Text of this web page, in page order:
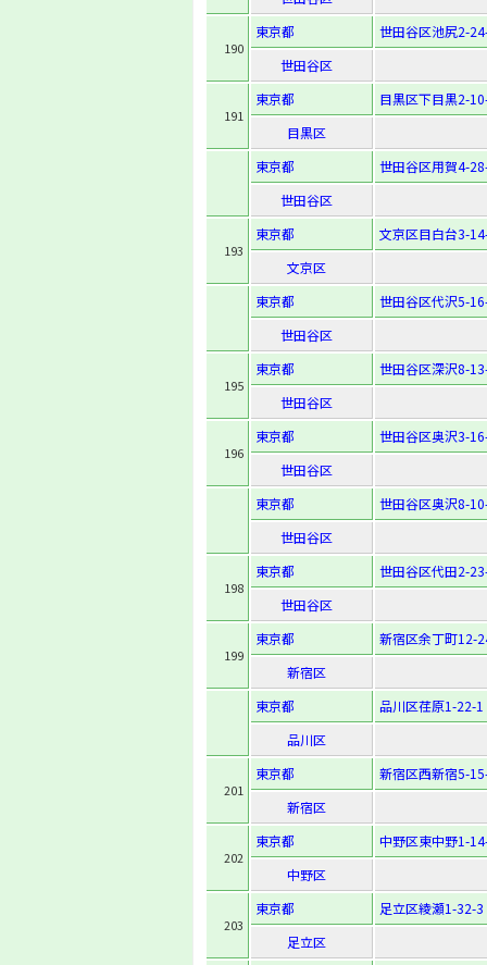
190
東京都
世田谷区池尻2-
世田谷区
191
東京都
目黒区下目黒2-
目黒区
東京都
世田谷区用賀4-
世田谷区
193
東京都
文京区目白台3-
文京区
東京都
世田谷区代沢5-
世田谷区
195
東京都
世田谷区深沢8-
世田谷区
196
東京都
世田谷区奥沢3-
世田谷区
東京都
世田谷区奥沢8-
世田谷区
198
東京都
世田谷区代田2-
世田谷区
199
東京都
新宿区余丁町12-
新宿区
東京都
品川区荏原1-22-1
品川区
201
東京都
新宿区西新宿5-
新宿区
202
東京都
中野区東中野1-
中野区
203
東京都
足立区綾瀬1-32-3
足立区